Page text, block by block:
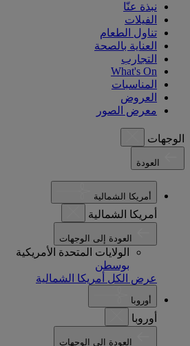
نبذة عنّا
الفيلات
تناول الطعام
العناية بالصحة
التجارب
What's On
المناسبات
العروض
معرض الصور
الوجهات
أمريكا الشمالية
أمريكا الشمالية
الولايات المتحدة الأمريكية
بوسطن
عرض الكل أمريكا الشمالية
أوروبا
أوروبا